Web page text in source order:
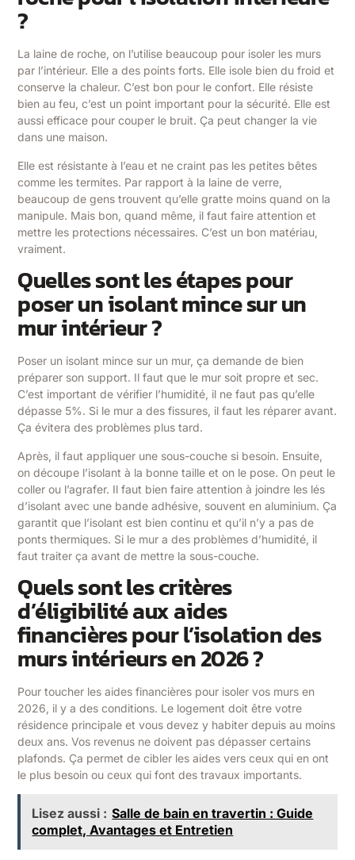
?
La laine de roche, on l’utilise beaucoup pour isoler les murs
par l’intérieur. Elle a des points forts. Elle isole bien du froid et
conserve la chaleur. C’est bon pour le confort. Elle résiste
bien au feu, c’est un point important pour la sécurité. Elle est
aussi efficace pour couper le bruit. Ça peut changer la vie
dans une maison.
Elle est résistante à l’eau et ne craint pas les petites bêtes
comme les termites. Par rapport à la laine de verre,
beaucoup de gens trouvent qu’elle gratte moins quand on la
manipule. Mais bon, quand même, il faut faire attention et
mettre les protections nécessaires. C’est un bon matériau,
vraiment.
Quelles sont les étapes pour
poser un isolant mince sur un
mur intérieur ?
Poser un isolant mince sur un mur, ça demande de bien
préparer son support. Il faut que le mur soit propre et sec.
C’est important de vérifier l’humidité, il ne faut pas qu’elle
dépasse 5%. Si le mur a des fissures, il faut les réparer avant.
Ça évitera des problèmes plus tard.
Après, il faut appliquer une sous-couche si besoin. Ensuite,
on découpe l’isolant à la bonne taille et on le pose. On peut le
coller ou l’agrafer. Il faut bien faire attention à joindre les lés
d’isolant avec une bande adhésive, souvent en aluminium. Ça
garantit que l’isolant est bien continu et qu’il n’y a pas de
ponts thermiques. Si le mur a des problèmes d’humidité, il
faut traiter ça avant de mettre la sous-couche.
Quels sont les critères
d’éligibilité aux aides
financières pour l’isolation des
murs intérieurs en 2026 ?
Pour toucher les aides financières pour isoler vos murs en
2026, il y a des conditions. Le logement doit être votre
résidence principale et vous devez y habiter depuis au moins
deux ans. Vos revenus ne doivent pas dépasser certains
plafonds. Ça permet de cibler les aides vers ceux qui en ont
le plus besoin ou ceux qui font des travaux importants.
Lisez aussi : Salle de bain en travertin : Guide
complet, Avantages et Entretien